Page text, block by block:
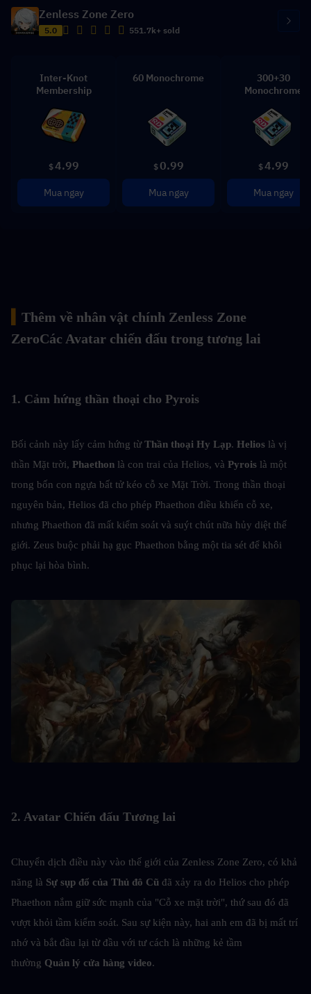
Zenless Zone Zero
5.0 551.7k+ sold
Inter-Knot
Membership
$4.99
Mua ngay
60 Monochrome
$ 0.99
Mua ngay
300+30
Monochrome
$4.99
Mua ngay
Thêm về nhân vật chính Zenless Zone
ZeroCác Avatar chiến đấu trong tương lai
1. Cảm hứng thần thoại cho Pyrois
Bối cảnh này lấy cảm hứng từ Thần thoại Hy Lạp. Helios là vị
thần Mặt trời, Phaethon là con trai của Helios, và Pyrois là một
trong bốn con ngựa bất tử kéo cỗ xe Mặt Trời. Trong thần thoại
nguyên bản, Helios đã cho phép Phaethon điều khiển cỗ xe,
nhưng Phaethon đã mất kiểm soát và suýt chút nữa hủy diệt thế
giới. Zeus buộc phải hạ gục Phaethon bằng một tia sét để khôi
phục lại hòa bình.
2. Avatar Chiến đấu Tương lai
Chuyển dịch điều này vào thế giới của Zenless Zone Zero, có khả
năng là Sự sụp đổ của Thủ đô Cũ đã xảy ra do Helios cho phép
Phaethon nắm giữ sức mạnh của "Cỗ xe mặt trời", thứ sau đó đã
vượt khỏi tầm kiểm soát. Sau sự kiện này, hai anh em đã bị mất trí
nhớ và bắt đầu lại từ đầu với tư cách là những kẻ tầm
thường Quản lý cửa hàng video.